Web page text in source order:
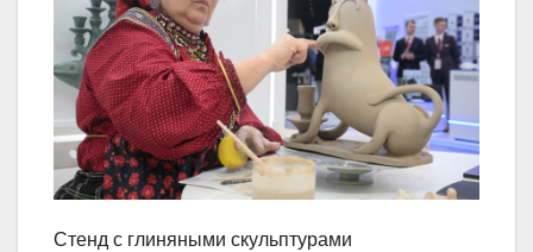
Стенд с глиняными скульптурами